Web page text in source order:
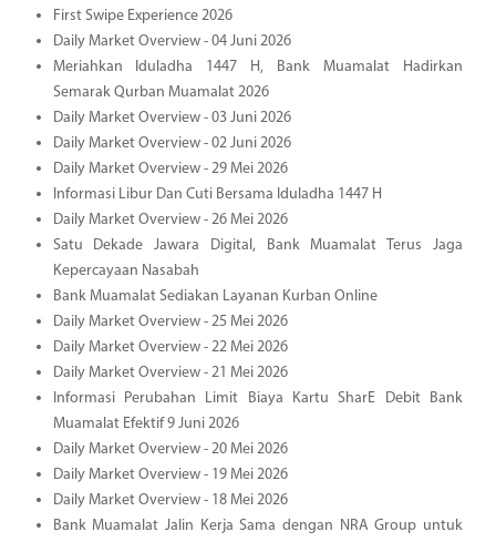
First Swipe Experience 2026
Daily Market Overview - 04 Juni 2026
Meriahkan Iduladha 1447 H, Bank Muamalat Hadirkan
Semarak Qurban Muamalat 2026
Daily Market Overview - 03 Juni 2026
Daily Market Overview - 02 Juni 2026
Daily Market Overview - 29 Mei 2026
Informasi Libur Dan Cuti Bersama Iduladha 1447 H
Daily Market Overview - 26 Mei 2026
Satu Dekade Jawara Digital, Bank Muamalat Terus Jaga
Kepercayaan Nasabah
Bank Muamalat Sediakan Layanan Kurban Online
Daily Market Overview - 25 Mei 2026
Daily Market Overview - 22 Mei 2026
Daily Market Overview - 21 Mei 2026
Informasi Perubahan Limit Biaya Kartu SharE Debit Bank
Muamalat Efektif 9 Juni 2026
Daily Market Overview - 20 Mei 2026
Daily Market Overview - 19 Mei 2026
Daily Market Overview - 18 Mei 2026
Bank Muamalat Jalin Kerja Sama dengan NRA Group untuk